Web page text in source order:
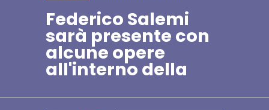
Federico Salemi
sarà presente con
alcune opere
all'interno della